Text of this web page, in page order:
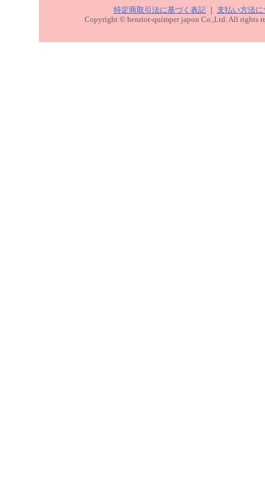
特定商取引法に基づく表記｜ 支払い方法に
Copyright © henriot-quimper japon Co.,Ltd. All rights